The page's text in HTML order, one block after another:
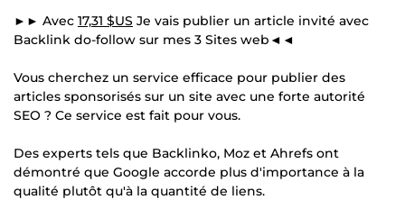
►► Avec 17,31 $US Je vais publier un article invité avec
Backlink do-follow sur mes 3 Sites web◄◄
Vous cherchez un service efficace pour publier des
articles sponsorisés sur un site avec une forte autorité
SEO ? Ce service est fait pour vous.
Des experts tels que Backlinko, Moz et Ahrefs ont
démontré que Google accorde plus d'importance à la
qualité plutôt qu'à la quantité de liens.